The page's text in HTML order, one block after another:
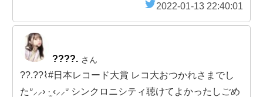
2022-01-13 22:40:01
????. さん
??.??⌇#日本レコード大賞 レコ大おつかれさまでし
たᐡ⸝⸝› ·̫ ‹⸝⸝ᐡ シンクロニシティ聴けてよかったしごめ